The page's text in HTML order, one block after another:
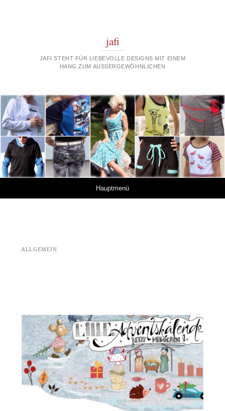
jafi
JAFI STEHT FÜR LIEBEVOLLE DESIGNS MIT EINEM
HANG ZUM AUSSERGEWÖHNLICHEN
Hauptmenü
ALLGEMEIN